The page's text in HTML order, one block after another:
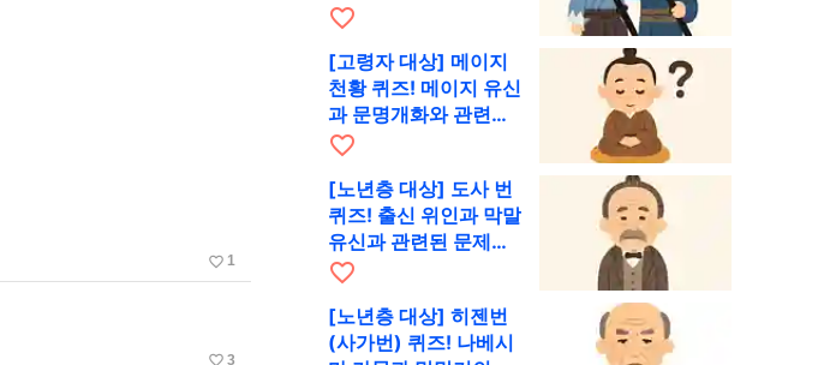
favorite_border 1
favorite_border 3
이도에서의 만년을 출
favorite_border
[고령자 대상] 메이지
천황 퀴즈! 메이지 유신
과 문명개화와 관련된
문제를 출제
favorite_border
[노년층 대상] 도사 번
퀴즈! 출신 위인과 막말
유신과 관련된 문제를
출제
favorite_border
[노년층 대상] 히젠번
(사가번) 퀴즈! 나베시